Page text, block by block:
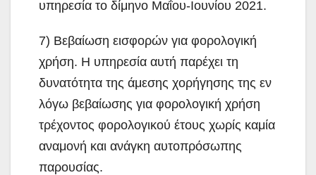
υπηρεσία το δίμηνο Μαΐου-Ιουνίου 2021.
7) Βεβαίωση εισφορών για φορολογική
χρήση. Η υπηρεσία αυτή παρέχει τη
δυνατότητα της άμεσης χορήγησης της εν
λόγω βεβαίωσης για φορολογική χρήση
τρέχοντος φορολογικού έτους χωρίς καμία
αναμονή και ανάγκη αυτοπρόσωπης
παρουσίας.